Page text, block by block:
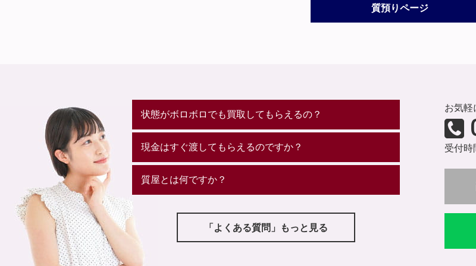
質預りページ
状態がボロボロでも買取してもらえるの？
現金はすぐ渡してもらえるのですか？
質屋とは何ですか？
「よくある質問」もっと見る
お気軽
受付時